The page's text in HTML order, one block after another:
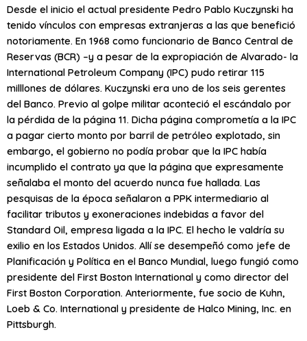
Desde el inicio el actual presidente Pedro Pablo Kuczynski ha
tenido vínculos con empresas extranjeras a las que benefició
notoriamente. En 1968 como funcionario de Banco Central de
Reservas (BCR) –y a pesar de la expropiación de Alvarado- la
International Petroleum Company (IPC) pudo retirar 115
milllones de dólares. Kuczynski era uno de los seis gerentes
del Banco. Previo al golpe militar aconteció el escándalo por
la pérdida de la página 11. Dicha página comprometía a la IPC
a pagar cierto monto por barril de petróleo explotado, sin
embargo, el gobierno no podía probar que la IPC había
incumplido el contrato ya que la página que expresamente
señalaba el monto del acuerdo nunca fue hallada. Las
pesquisas de la época señalaron a PPK intermediario al
facilitar tributos y exoneraciones indebidas a favor del
Standard Oil, empresa ligada a la IPC. El hecho le valdría su
exilio en los Estados Unidos. Allí se desempeñó como jefe de
Planificación y Política en el Banco Mundial, luego fungió como
presidente del First Boston International y como director del
First Boston Corporation. Anteriormente, fue socio de Kuhn,
Loeb & Co. International y presidente de Halco Mining, Inc. en
Pittsburgh.